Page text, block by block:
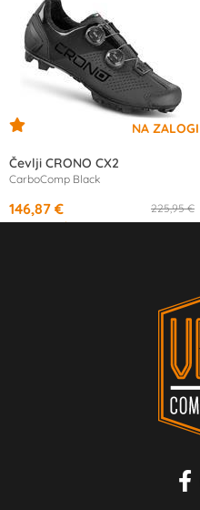
Čevlji CRONO CX2
CarboComp Black
225,95 €
146,87 €
od13,81 €/mesec